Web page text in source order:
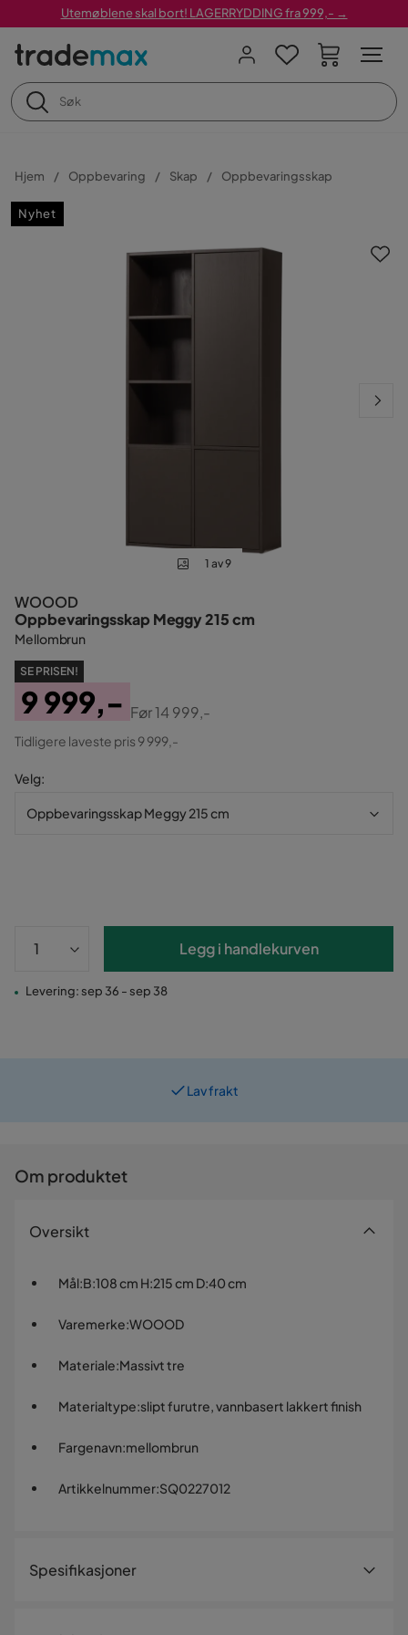
Utemøblene skal bort! LAGERRYDDING fra 999,- →
Hjem Oppbevaring Skap Oppbevaringsskap
Nyhet
1 av 9
WOOOD
Oppbevaringsskap Meggy 215 cm
Mellombrun
SE PRISEN!
Pris
9 999,-
Original
Pris
Før14 999,-
Tidligere laveste pris 9 999,-
Velg:
Oppbevaringsskap Meggy 215 cm
Legg i handlekurven
Levering: sep 36 - sep 38
Om produktet
Oversikt
Mål:B:108 cm H:215 cm D:40 cm
Varemerke:WOOOD
Materiale:Massivt tre
Materialtype:slipt furutre, vannbasert lakkert finish
Fargenavn:mellombrun
Artikkelnummer:SQ0227012
Spesifikasjoner